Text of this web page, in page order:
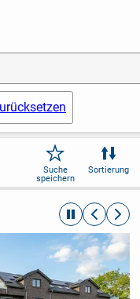
Suche
speichern
Sortierung
automatische